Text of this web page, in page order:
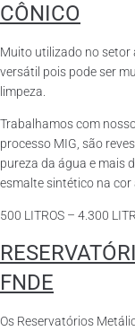
CÔNICO
Muito utilizado no setor
versátil pois pode ser
limpeza.
Trabalhamos com
processo MIG, são
pureza da água e mais
esmalte sintético na cor
500 LITROS – 4.300
FNDE
Os Reservatórios